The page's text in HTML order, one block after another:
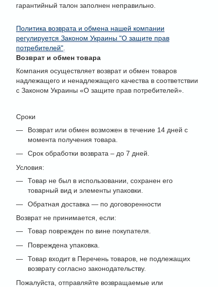
гарантийный талон заполнен неправильно.
Политика возврата и обмена нашей компании
регулируется Законом Украины "О защите прав
потребителей"
Возврат и обмен товара
Компания осуществляет возврат и обмен товаров
надлежащего и ненадлежащего качества в соответствии
с Законом Украины «О защите прав потребителей».
Сроки
Возврат или обмен возможен в течение 14 дней с
момента получения товара.
Срок обработки возврата – до 7 дней.
Условия:
Товар не был в использовании, сохранен его
товарный вид и элементы упаковки.
Обратная доставка — по договоренности
Возврат не принимается, если:
Товар поврежден по вине покупателя.
Повреждена упаковка.
Товар входит в Перечень товаров, не подлежащих
возврату согласно законодательству.
Пожалуйста, отправляйте возвращаемые или